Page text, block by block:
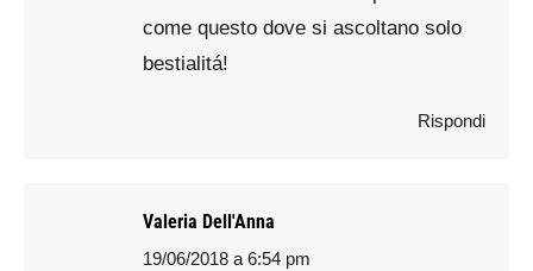
come questo dove si ascoltano solo
bestialitá!
Rispondi
Valeria Dell'Anna
says:
19/06/2018 a 6:54 pm